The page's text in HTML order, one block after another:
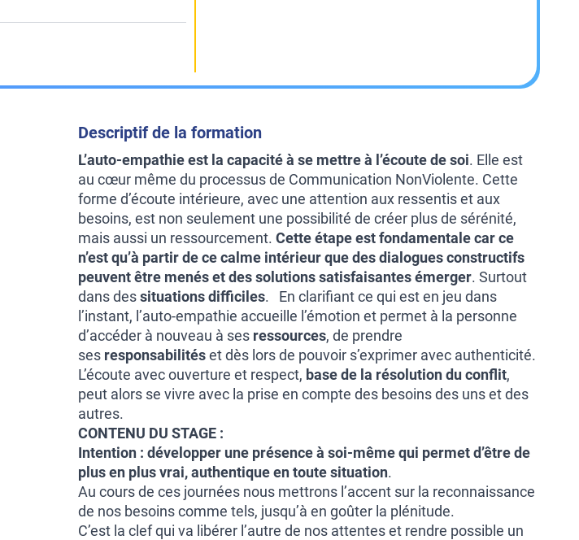
Descriptif de la formation
L’auto-empathie est la capacité à se mettre à l’écoute de soi. Elle est
au cœur même du processus de Communication NonViolente. Cette
forme d’écoute intérieure, avec une attention aux ressentis et aux
besoins, est non seulement une possibilité de créer plus de sérénité,
mais aussi un ressourcement. Cette étape est fondamentale car ce
n’est qu’à partir de ce calme intérieur que des dialogues constructifs
peuvent être menés et des solutions satisfaisantes émerger. Surtout
dans dessituations difficiles. En clarifiant ce qui est en jeu dans
l’instant, l’auto-empathie accueille l’émotion et permet à la personne
d’accéder à nouveau à ses ressources, de prendre
ses responsabilitéset dès lors de pouvoir s’exprimer avec authenticité.
L’écoute avec ouverture et respect, base de la résolution du conflit,
peut alors se vivre avec la prise en compte des besoins des uns et des
autres.
CONTENU DU STAGE :
Intention : développer une présence à soi-même qui permet d’être de
plus en plus vrai, authentique en toute situation.
Au cours de ces journées nous mettrons l’accent sur la reconnaissance
de nos besoins comme tels, jusqu’à en goûter la plénitude.
C’est la clef qui va libérer l’autre de nos attentes et rendre possible un